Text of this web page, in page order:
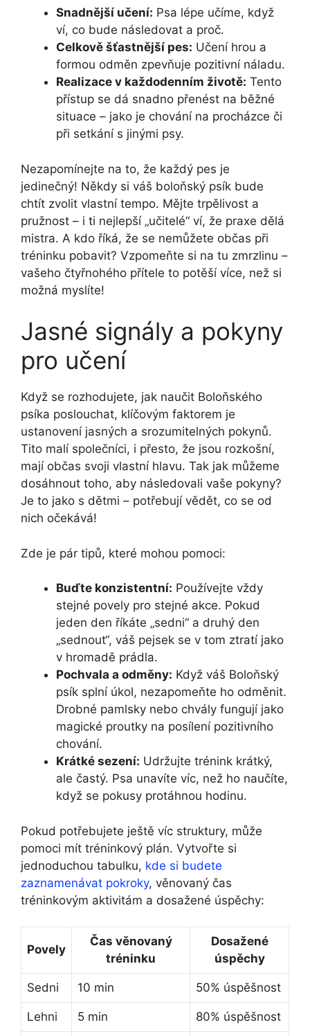
Snadnější učení: Psa lépe učíme, když
ví, co bude následovat a proč.
Celkově šťastnější pes: Učení hrou a
formou odměn zpevňuje pozitivní náladu.
Realizace v každodenním životě: Tento
přístup se dá snadno přenést na běžné
situace – jako je chování na procházce či
při setkání s jinými psy.
Nezapomínejte na to, že každý pes je
jedinečný! Někdy si váš boloňský psík bude
chtít zvolit vlastní tempo. Mějte trpělivost a
pružnost – i ti nejlepší „učitelé“ ví, že praxe dělá
mistra. A kdo říká, že se nemůžete občas při
tréninku pobavit? Vzpomeňte si na tu zmrzlinu –
vašeho čtyřnohého přítele to potěší více, než si
možná myslíte!
Jasné signály a pokyny
pro učení
Když se rozhodujete, jak naučit Boloňského
psíka poslouchat, klíčovým faktorem je
ustanovení jasných a srozumitelných pokynů.
Tito malí společníci, i přesto, že jsou rozkošní,
mají občas svoji vlastní hlavu. Tak jak můžeme
dosáhnout toho, aby následovali vaše pokyny?
Je to jako s dětmi – potřebují vědět, co se od
nich očekává!
Zde je pár tipů, které mohou pomoci:
Buďte konzistentní: Používejte vždy
stejné povely pro stejné akce. Pokud
jeden den říkáte „sedni“ a druhý den
„sednout“, váš pejsek se v tom ztratí jako
v hromadě prádla.
Pochvala a odměny: Když váš Boloňský
psík splní úkol, nezapomeňte ho odměnit.
Drobné pamlsky nebo chvály fungují jako
magické proutky na posílení pozitivního
chování.
Krátké sezení: Udržujte trénink krátký,
ale častý. Psa unavíte víc, než ho naučíte,
když se pokusy protáhnou hodinu.
Pokud potřebujete ještě víc struktury, může
pomoci mít tréninkový plán. Vytvořte si
jednoduchou tabulku, kde si budete
zaznamenávat pokroky, věnovaný čas
tréninkovým aktivitám a dosažené úspěchy:
Povely
Čas věnovaný
tréninku
Dosažené
úspěchy
Sedni 10 min 50% úspěšnost
Lehni 5 min 80% úspěšnost